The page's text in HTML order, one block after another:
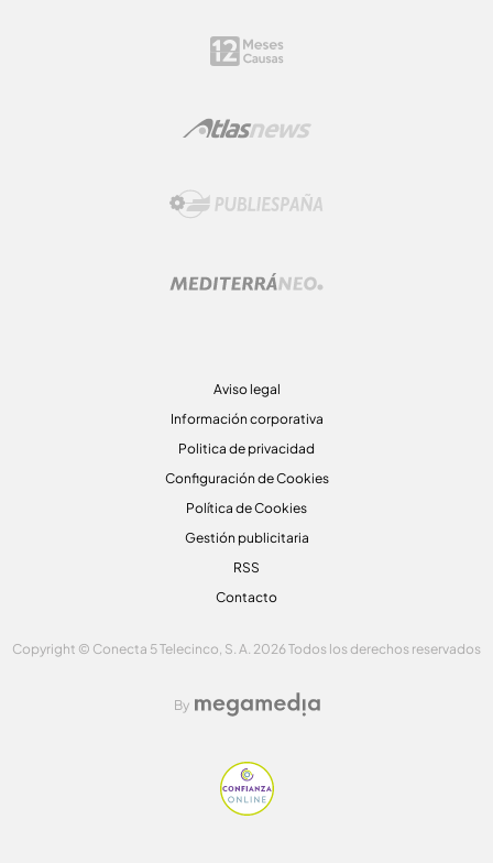
Aviso legal
Información corporativa
Politica de privacidad
Configuración de Cookies
Política de Cookies
Gestión publicitaria
RSS
Contacto
Copyright © Conecta 5 Telecinco, S. A. 2026 Todos los derechos reservados
By